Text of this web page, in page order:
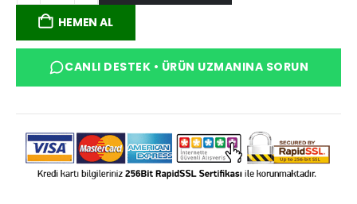
HEMEN AL
CANLI DESTEK • ÜRÜN UZMANINA SORUN